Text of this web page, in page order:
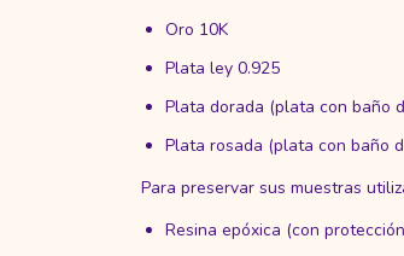
Oro 10K
Plata ley 0.925
Plata dorada (plata con baño
Plata rosada (plata con baño
Para preservar sus muestras
Resina epóxica (con